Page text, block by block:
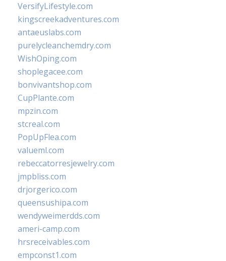
VersifyLifestyle.com
kingscreekadventures.com
antaeuslabs.com
purelycleanchemdry.com
WishOping.com
shoplegacee.com
bonvivantshop.com
CupPlante.com
mpzin.com
stcreal.com
PopUpFlea.com
valueml.com
rebeccatorresjewelry.com
jmpbliss.com
drjorgerico.com
queensushipa.com
wendyweimerdds.com
ameri-camp.com
hrsreceivables.com
empconst1.com